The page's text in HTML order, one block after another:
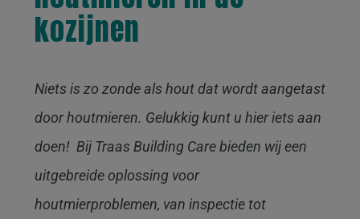
kozijnen
Niets is zo zonde als hout dat wordt aangetast
door houtmieren. Gelukkig kunt u hier iets aan
doen! Bij Traas Building Care bieden wij een
uitgebreide oplossing voor
houtmierproblemen, van inspectie tot